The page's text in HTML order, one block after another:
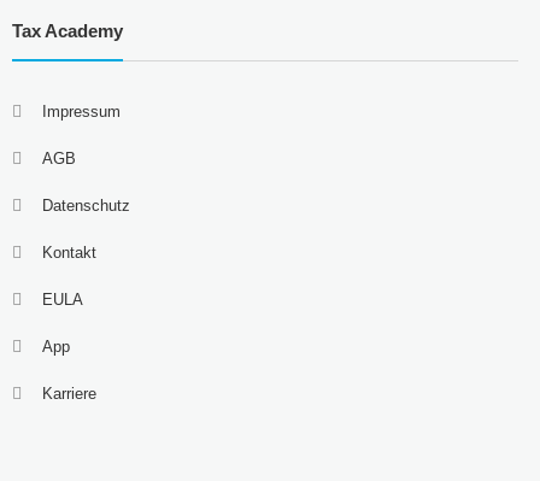
Tax Academy
Impressum
AGB
Datenschutz
Kontakt
EULA
App
Karriere